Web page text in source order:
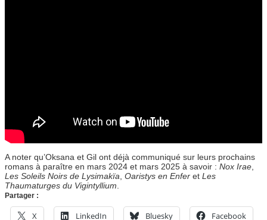
A noter qu’Oksana et Gil ont déjà communiqué sur leurs prochains
romans à paraître en mars 2024 et mars 2025 à savoir : Nox Irae
Les Soleils Noirs de Lysimakïa Oaristys en Enfer et Les
Thaumaturges du Vigintyllium
Partager :
X LinkedIn Bluesky Facebook